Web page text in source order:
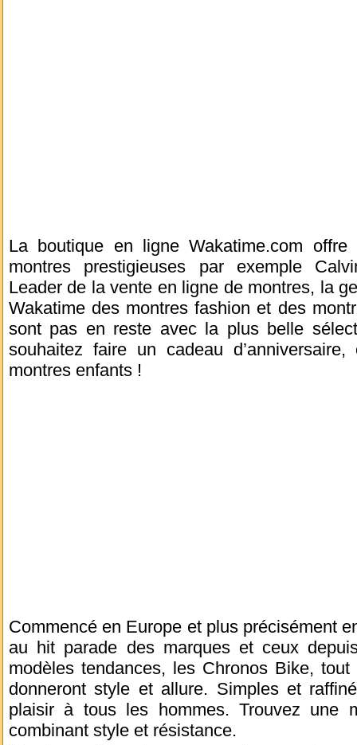
La boutique en ligne Wakatime.com
montres prestigieuses par exemple
Leader de la vente en ligne de montres, la
Wakatime des montres fashion et des
sont pas en reste avec la plus belle
souhaitez faire un cadeau
montres enfants !
Commencé en Europe et plus précisément
au hit parade des marques et ceux
modèles tendances, les Chronos Bike,
donneront style et allure. Simples et
plaisir à tous les hommes. Trouvez une
combinant style et résistance.